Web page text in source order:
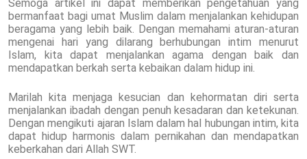
Semoga artikel ini dapat memberikan pengetahuan yang
bermanfaat bagi umat Muslim dalam menjalankan kehidupan
beragama yang lebih baik. Dengan memahami aturan-aturan
mengenai hari yang dilarang berhubungan intim menurut
Islam, kita dapat menjalankan agama dengan baik dan
mendapatkan berkah serta kebaikan dalam hidup ini.
Marilah kita menjaga kesucian dan kehormatan diri serta
menjalankan ibadah dengan penuh kesadaran dan ketekunan.
Dengan mengikuti ajaran Islam dalam hal hubungan intim, kita
dapat hidup harmonis dalam pernikahan dan mendapatkan
keberkahan dari Allah SWT.